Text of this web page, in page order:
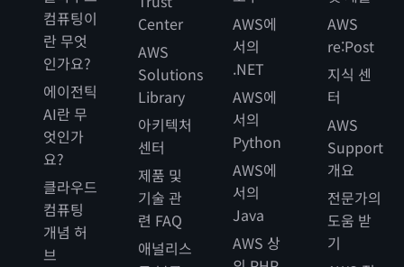
컴퓨팅이
란 무엇
인가요?
에이전틱
AI란 무
엇인가
요?
클라우드
컴퓨팅
개념 허
브
Center
AWS
Solutions
Library
아키텍처
센터
제품 및
기술 관
련 FAQ
애널리스
AWS에
서의
.NET
AWS에
서의
Python
AWS에
서의
Java
AWS 상
AWS
re:Post
지식 센
터
AWS
Support
개요
전문가의
도움 받
기